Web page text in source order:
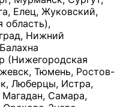
Елец, Жуковский,
область),
Нижний
(Нижегородская
Тюмень, Ростов-
Люберцы, Истра,
Самара,